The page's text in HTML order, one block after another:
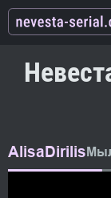
AlisaDirilis